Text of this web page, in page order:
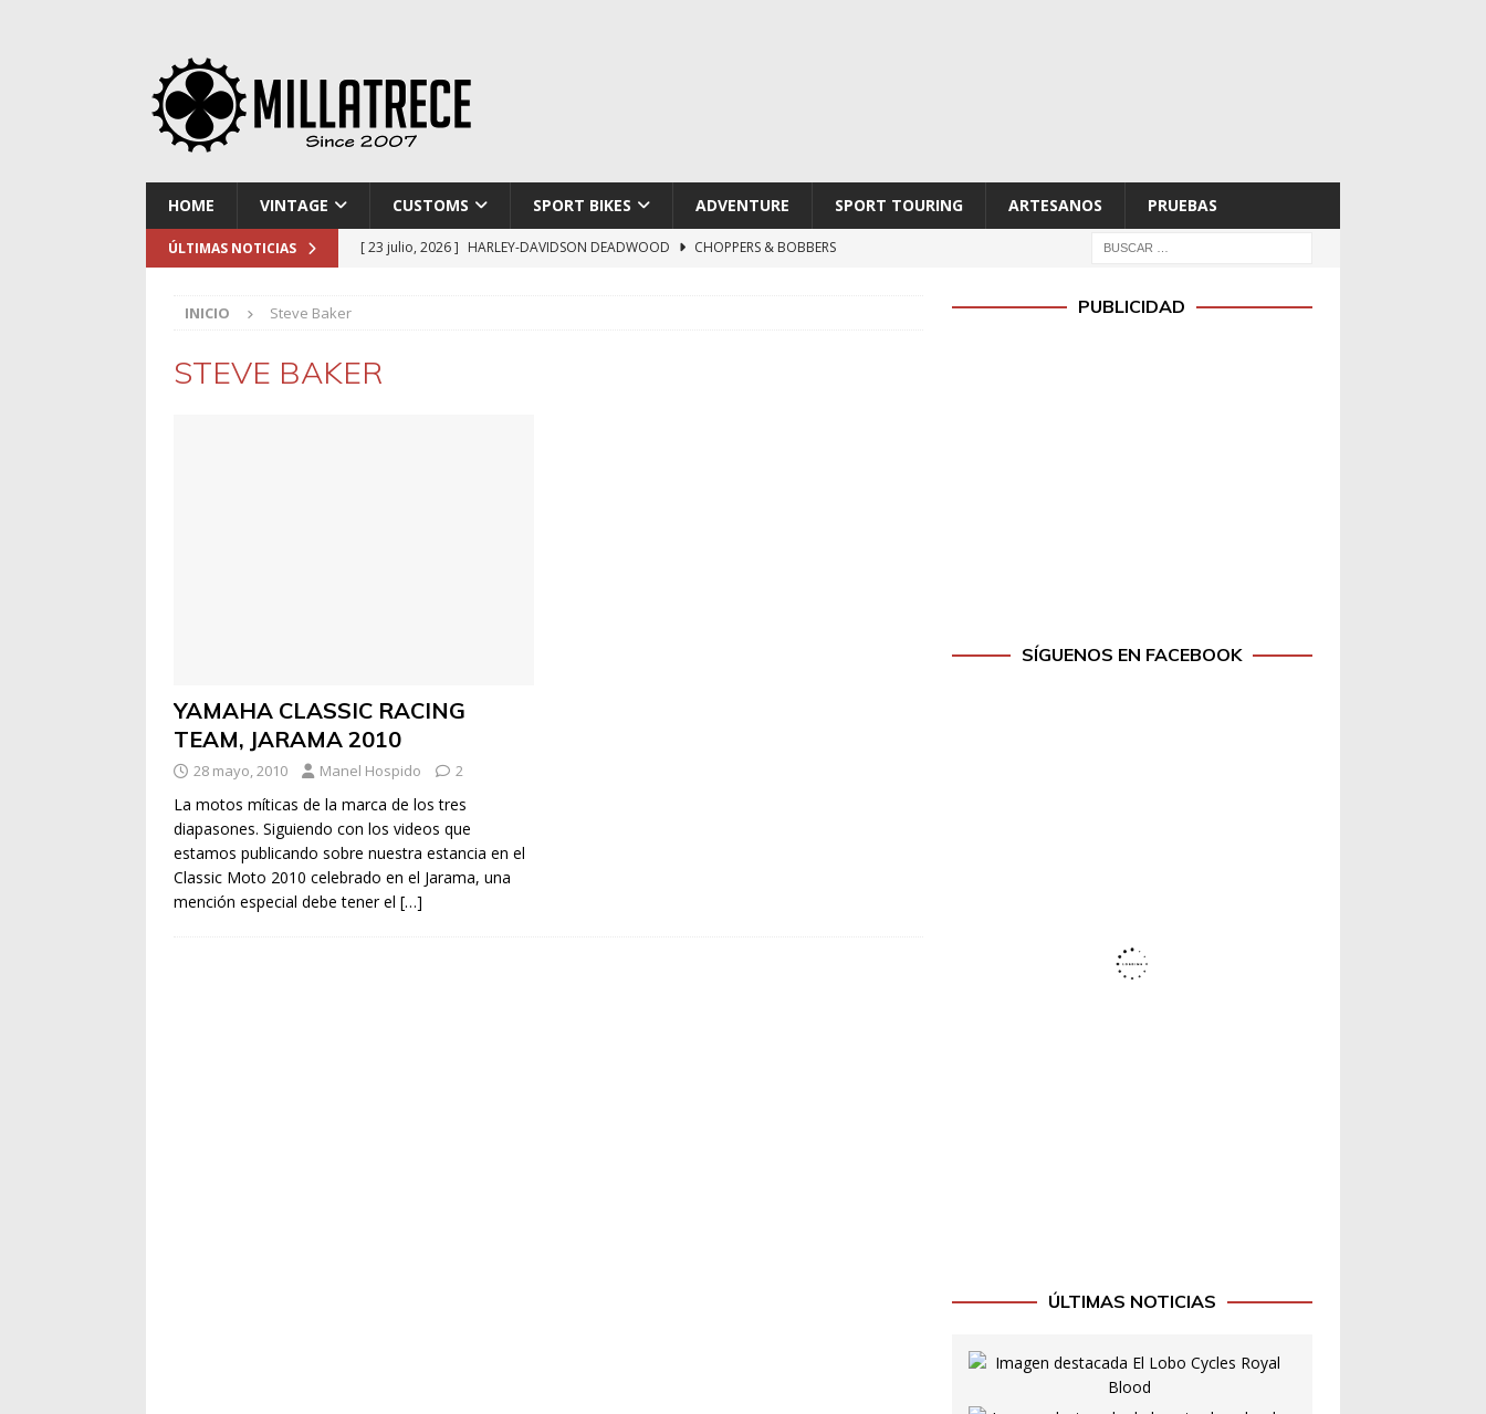
HOME VINTAGE CUSTOMS SPORT BIKES ADVENTURE SPORT TOURING ARTESANOS PRUEBAS
ÚLTIMAS NOTICIAS [ 23 julio, 2026 ] HARLEY-DAVIDSON DEADWOOD
CHOPPERS & BOBBERS
[ 2 julio, 2026 ]
INICIO Steve Baker
STEVE BAKER
YAMAHA CLASSIC RACING
TEAM, JARAMA 2010
28 mayo, 2010 Manel Hospido 2
La motos míticas de la marca de los tres
diapasones. Siguiendo con los videos que
estamos publicando sobre nuestra estancia en el
Classic Moto 2010 celebrado en el Jarama, una
mención especial debe tener el […]
PUBLICIDAD
SÍGUENOS EN FACEBOOK
ÚLTIMAS NOTICIAS